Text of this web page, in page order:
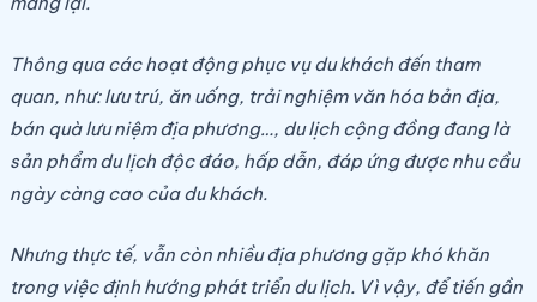
Thông qua các hoạt động phục vụ du khách đến tham
quan, như: lưu trú, ăn uống, trải nghiệm văn hóa bản địa,
bán quà lưu niệm địa phương…, du lịch cộng đồng đang là
sản phẩm du lịch độc đáo, hấp dẫn, đáp ứng được nhu cầu
ngày càng cao của du khách.
Nhưng thực tế, vẫn còn nhiều địa phương gặp khó khăn
trong việc định hướng phát triển du lịch. Vì vậy, để tiến gần